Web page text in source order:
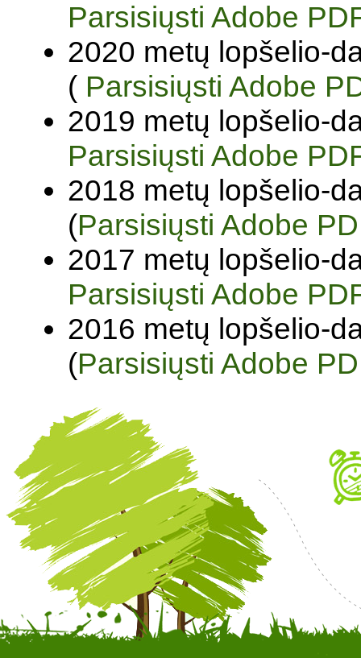
Parsisiųsti Adobe
2020 metų lopšelio-
( Parsisiųsti Adobe
2019 metų lopšelio-
Parsisiųsti Adobe
2018 metų lopšelio-
(Parsisiųsti Adobe
2017 metų lopšelio-
Parsisiųsti Adobe
2016 metų lopšelio-
(Parsisiųsti Adobe